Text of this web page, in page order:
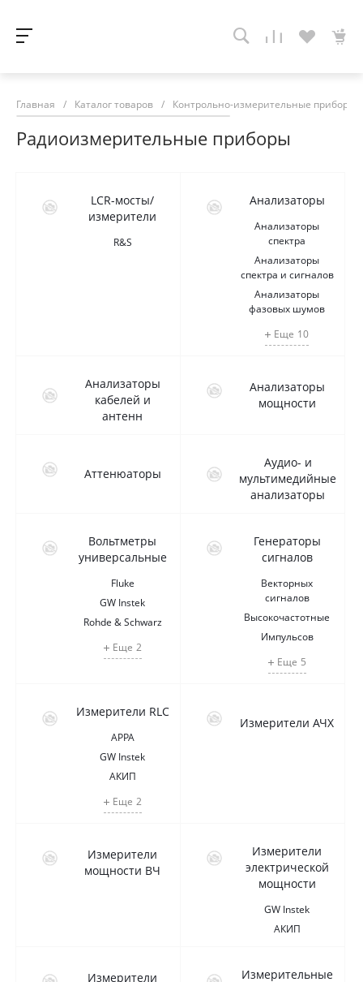
Главная / Каталог товаров / Контрольно-измерительные приборы
Радиоизмерительные приборы
LCR-мосты/
измерители
R&S
Анализаторы
Анализаторы
спектра
Анализаторы
спектра и сигналов
Анализаторы
фазовых шумов
Еще 10
Анализаторы
кабелей и
антенн
Анализаторы
мощности
Аттенюаторы
Аудио- и
мультимедийные
анализаторы
Вольтметры
универсальные
Fluke
GW Instek
Rohde & Schwarz
Еще 2
Генераторы
сигналов
Векторных
сигналов
Высокочастотные
Импульсов
Еще 5
Измерители RLC
APPA
GW Instek
АКИП
Еще 2
Измерители АЧХ
Измерители
мощности ВЧ
Измерители
электрической
мощности
GW Instek
АКИП
Измерители
Измерительные